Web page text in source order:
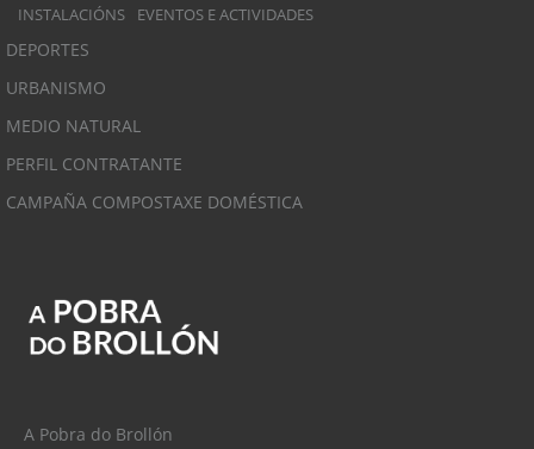
INSTALACIÓNS EVENTOS E ACTIVIDADES
DEPORTES
URBANISMO
MEDIO NATURAL
PERFIL CONTRATANTE
CAMPAÑA COMPOSTAXE DOMÉSTICA
A Pobra do Brollón